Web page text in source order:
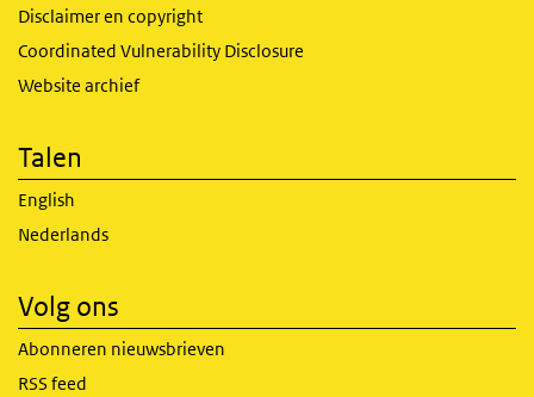
Disclaimer en copyright
Coordinated Vulnerability Disclosure
Website archief
Talen
English
Nederlands
Volg ons
Abonneren nieuwsbrieven
RSS feed